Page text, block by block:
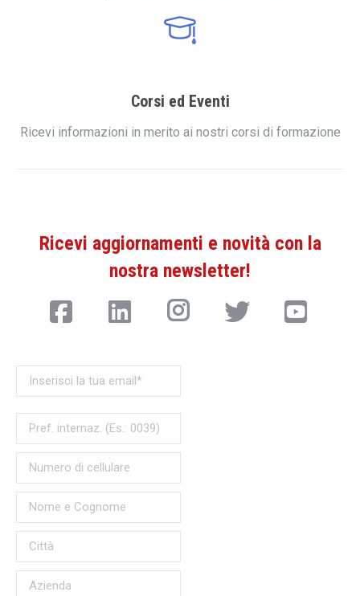
Corsi ed Eventi
Ricevi informazioni in merito ai nostri corsi di formazione
Ricevi aggiornamenti e novità con la
nostra newsletter!